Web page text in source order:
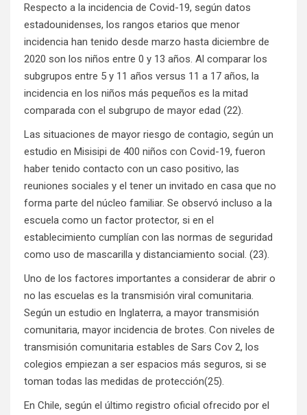
Respecto a la incidencia de Covid-19, según datos
estadounidenses, los rangos etarios que menor
incidencia han tenido desde marzo hasta diciembre de
2020 son los niños entre 0 y 13 años. Al comparar los
subgrupos entre 5 y 11 años versus 11 a 17 años, la
incidencia en los niños más pequeños es la mitad
comparada con el subgrupo de mayor edad (22).
Las situaciones de mayor riesgo de contagio, según un
estudio en Misisipi de 400 niños con Covid-19, fueron
haber tenido contacto con un caso positivo, las
reuniones sociales y el tener un invitado en casa que no
forma parte del núcleo familiar. Se observó incluso a la
escuela como un factor protector, si en el
establecimiento cumplían con las normas de seguridad
como uso de mascarilla y distanciamiento social. (23).
Uno de los factores importantes a considerar de abrir o
no las escuelas es la transmisión viral comunitaria.
Según un estudio en Inglaterra, a mayor transmisión
comunitaria, mayor incidencia de brotes. Con niveles de
transmisión comunitaria estables de Sars Cov 2, los
colegios empiezan a ser espacios más seguros, si se
toman todas las medidas de protección(25).
En Chile, según el último registro oficial ofrecido por el